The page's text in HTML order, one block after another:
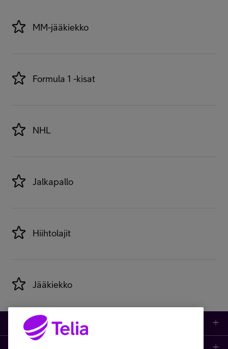
MM-jääkiekko
Formula 1 -kisat
NHL
Jalkapallo
Hiihtolajit
Jääkiekko
Kauppa